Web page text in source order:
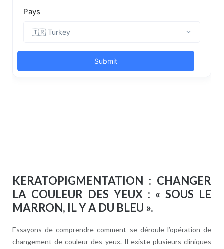
KERATOPIGMENTATION : CHANGER
LA COULEUR DES YEUX : « SOUS LE
MARRON, IL Y A DU BLEU ».
Essayons de comprendre comment se déroule l’opération de
changement de couleur des yeux. Il existe plusieurs cliniques